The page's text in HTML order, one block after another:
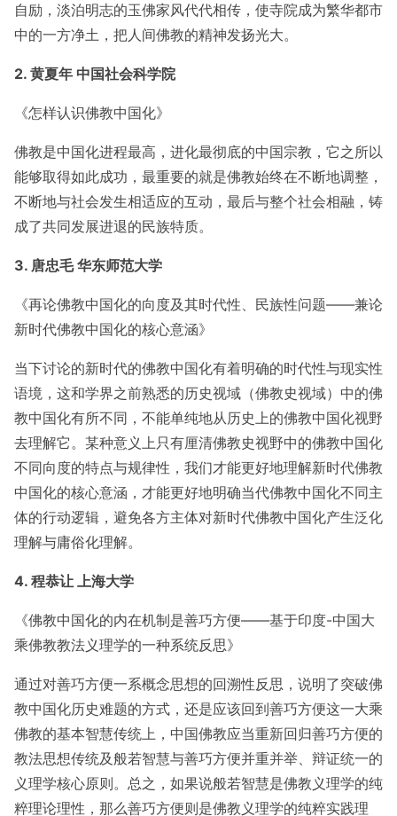
自励，淡泊明志的玉佛家风代代相传，使寺院成为繁华都市
中的一方净土，把人间佛教的精神发扬光大。
2. 黄夏年 中国社会科学院
《怎样认识佛教中国化》
佛教是中国化进程最高，进化最彻底的中国宗教，它之所以
能够取得如此成功，最重要的就是佛教始终在不断地调整，
不断地与社会发生相适应的互动，最后与整个社会相融，铸
成了共同发展进退的民族特质。
3. 唐忠毛 华东师范大学
《再论佛教中国化的向度及其时代性、民族性问题——兼论
新时代佛教中国化的核心意涵》
当下讨论的新时代的佛教中国化有着明确的时代性与现实性
语境，这和学界之前熟悉的历史视域（佛教史视域）中的佛
教中国化有所不同，不能单纯地从历史上的佛教中国化视野
去理解它。某种意义上只有厘清佛教史视野中的佛教中国化
不同向度的特点与规律性，我们才能更好地理解新时代佛教
中国化的核心意涵，才能更好地明确当代佛教中国化不同主
体的行动逻辑，避免各方主体对新时代佛教中国化产生泛化
理解与庸俗化理解。
4. 程恭让 上海大学
《佛教中国化的内在机制是善巧方便——基于印度-中国大
乘佛教教法义理学的一种系统反思》
通过对善巧方便一系概念思想的回溯性反思，说明了突破佛
教中国化历史难题的方式，还是应该回到善巧方便这一大乘
佛教的基本智慧传统上，中国佛教应当重新回归善巧方便的
教法思想传统及般若智慧与善巧方便并重并举、辩证统一的
义理学核心原则。总之，如果说般若智慧是佛教义理学的纯
粹理论理性，那么善巧方便则是佛教义理学的纯粹实践理